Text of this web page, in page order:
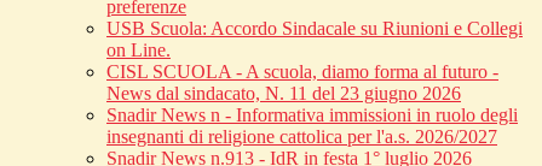
preferenze
USB Scuola: Accordo Sindacale su Riunioni e Collegi
on Line.
CISL SCUOLA - A scuola, diamo forma al futuro -
News dal sindacato, N. 11 del 23 giugno 2026
Snadir News n - Informativa immissioni in ruolo degli
insegnanti di religione cattolica per l'a.s. 2026/2027
Snadir News n.913 - IdR in festa 1° luglio 2026